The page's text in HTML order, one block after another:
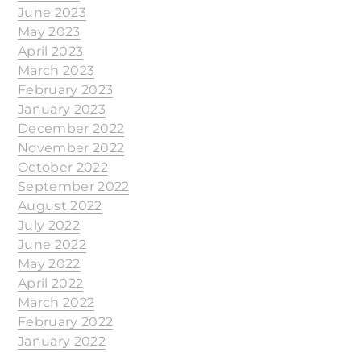
June 2023
May 2023
April 2023
March 2023
February 2023
January 2023
December 2022
November 2022
October 2022
September 2022
August 2022
July 2022
June 2022
May 2022
April 2022
March 2022
February 2022
January 2022